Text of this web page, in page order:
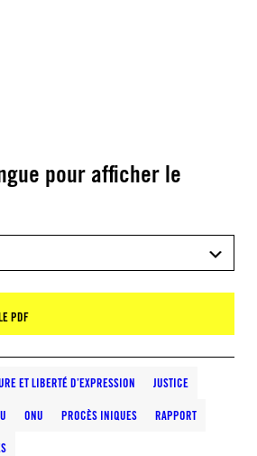
pour afficher le
PDF
ET LIBERTÉ D’EXPRESSION JUSTICE
ONU PROCÈS INIQUES RAPPORT